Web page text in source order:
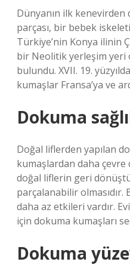
Dünyanın ilk
parçası, bir bebek
Türkiye’nin Konya ilinin
bir Neolitik yerleşim yeri
bulundu. XVII. 19.
kumaşlar Fransa’ya ve
Dokuma
Doğal liflerden yapılan
kumaşlardan daha
doğal liflerin geri
parçalanabilir
daha az etkileri vardır.
için dokuma kumaşları
Dokuma